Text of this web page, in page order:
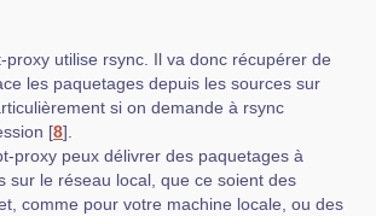
proxy utilise rsync. Il va donc récupérer de
les paquetages depuis les sources sur
si on demande à rsync
[8]
proxy peux délivrer des paquetages à
sur le réseau local, que ce soient des
comme pour votre machine locale, ou des